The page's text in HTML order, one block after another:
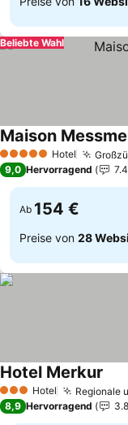
Beliebte Wahl
5 Sterne Hotel
Maison
9,0 Hervorragend
Ab 154 €
Preise von 28
3 SterneHotel Regionale
Hotel Merkur
8,9 Hervorragend